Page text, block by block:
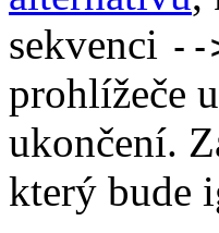
sekvenci --
prohlížeče
ukončení.
který bude